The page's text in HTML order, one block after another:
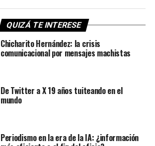
QUIZÁ TE INTERESE
Chicharito Hernández: la crisis
comunicacional por mensajes machistas
De Twitter a X 19 años tuiteando en el
mundo
Periodismo en la era de la IA: ¿información